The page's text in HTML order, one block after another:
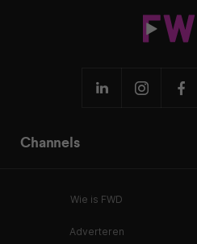
Channels
Wie is FWD
Adverteren